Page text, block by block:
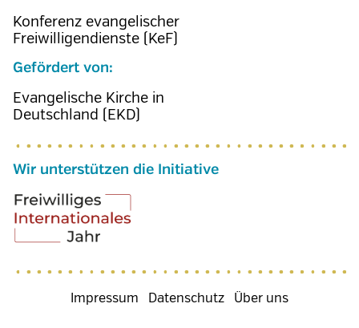
Konferenz evangelischer
Freiwilligendienste (KeF)
Gefördert von:
Evangelische Kirche in
Deutschland (EKD)
Wir unterstützen die Initiative
Fußzeilenmenü
Impressum Datenschutz Über uns